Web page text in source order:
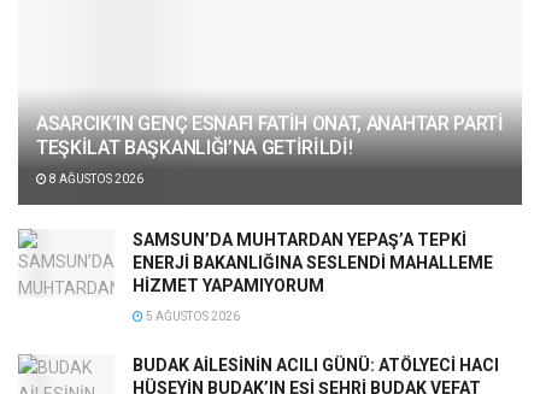
ASARCIK’IN GENÇ ESNAFI FATİH ONAT, ANAHTAR PARTİ
TEŞKİLAT BAŞKANLIĞI’NA GETİRİLDİ!
8 AĞUSTOS 2026
SAMSUN’DA MUHTARDAN YEPAŞ’A TEPKİ
ENERJİ BAKANLIĞINA SESLENDİ MAHALLEME
HİZMET YAPAMIYORUM
5 AĞUSTOS 2026
BUDAK AİLESİNİN ACILI GÜNÜ: ATÖLYECİ HACI
HÜSEYİN BUDAK’IN EŞİ ŞEHRİ BUDAK VEFAT